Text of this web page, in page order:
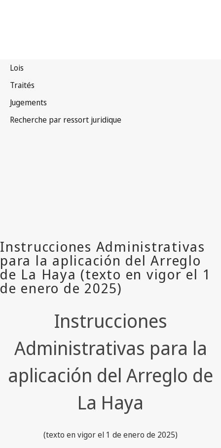
Instrucciones
Administrativas para la
aplicación del Arreglo de
La Haya
(texto en vigor el 1 de enero de 2025)